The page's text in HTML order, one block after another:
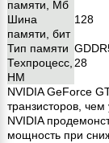
памяти, Мб
Шина
памяти, бит
128
Тип памяти
Техпроцесс,
HM
28
NVIDIA GeForce
транзисторов,
NVIDIA
мощность при